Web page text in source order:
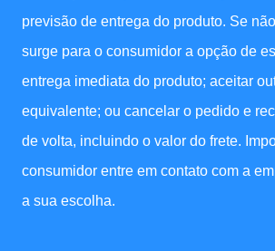
previsão de entrega do produto. Se
surge para o consumidor a opção de
entrega imediata do produto; aceitar
equivalente; ou cancelar o pedido e
de volta, incluindo o valor do frete.
consumidor entre em contato com a
a sua escolha.